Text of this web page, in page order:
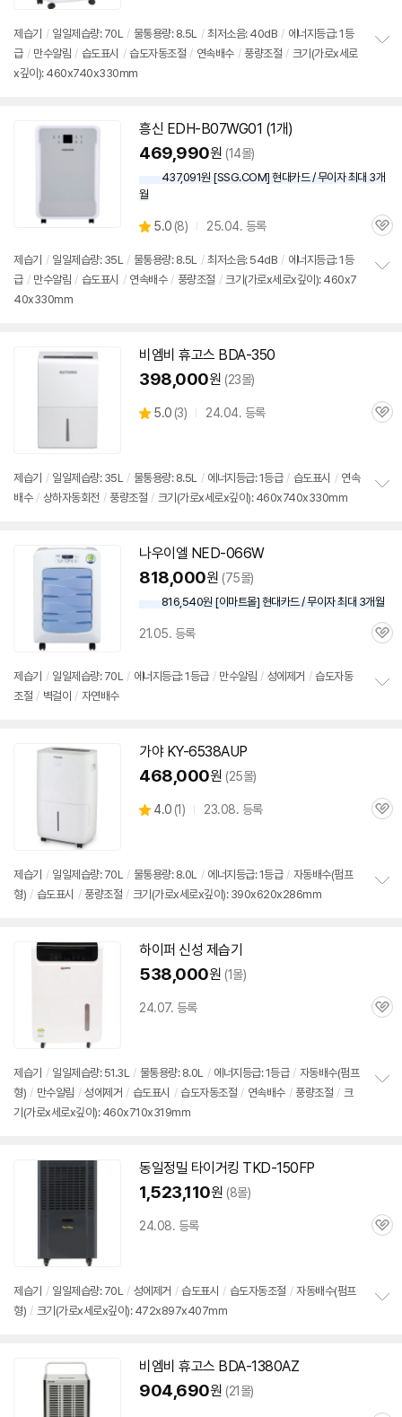
제습기 / 일일제습량: 70L / 물통용량: 8.5L / 최저소음: 40dB / 에너지등급: 1등
급 / 만수알림 / 습도표시 / 습도자동조절 / 연속배수 / 풍량조절 / 크기(가로x세로
x깊이): 460x740x330mm
흥신 EDH-B07WG01 (1개)
469,990원 (14몰)
437,091원 [SSG.COM] 현대카드 / 무이자 최대 3개
월
별
점
5.0 (상
리
뷰
8) 25.04. 등록
관
제습기 / 일일제습량: 35L / 물통용량: 8.5L / 최저소음: 54dB / 에너지등급: 1등
급 / 만수알림 / 습도표시 / 연속배수 / 풍량조절 / 크기(가로x세로x깊이): 460x7
40x330mm
비엠비 휴고스 BDA-350
398,000원 (23몰)
별
5.0 (상
뷰
3) 24.04. 등록
관
제습기 / 일일제습량: 35L / 물통용량: 8.5L / 에너지등급: 1등급 / 습도표시 / 연속
배수 / 상하자동회전 / 풍량조절 / 크기(가로x세로x깊이): 460x740x330mm
나우이엘 NED-066W
818,000원 (75몰)
816,540원 [이마트몰] 현대카드 / 무이자 최대 3개월
21.05. 등록
관
제습기 / 일일제습량: 70L / 에너지등급: 1등급 / 만수알림 / 성에제거 / 습도자동
조절 / 벽걸이 / 자연배수
가야 KY-6538AUP
468,000원 (25몰)
별
4.0 (상
뷰
1) 23.08. 등록
관
제습기 / 일일제습량: 70L / 물통용량: 8.0L / 에너지등급: 1등급 / 자동배수(펌프
형) / 습도표시 / 풍량조절 / 크기(가로x세로x깊이): 390x620x286mm
하이퍼 신성 제습기
538,000원 (1몰)
24.07. 등록
관
제습기 / 일일제습량: 51.3L / 물통용량: 8.0L / 에너지등급: 1등급 / 자동배수(펌프
형) / 만수알림 / 성에제거 / 습도표시 / 습도자동조절 / 연속배수 / 풍량조절 / 크
기(가로x세로x깊이): 460x710x319mm
동일정밀 타이거킹 TKD-150FP
1,523,110원 (8몰)
24.08. 등록
관
제습기 / 일일제습량: 70L / 성에제거 / 습도표시 / 습도자동조절 / 자동배수(펌프
형) / 크기(가로x세로x깊이): 472x897x407mm
비엠비 휴고스 BDA-1380AZ
904,690원 (21몰)